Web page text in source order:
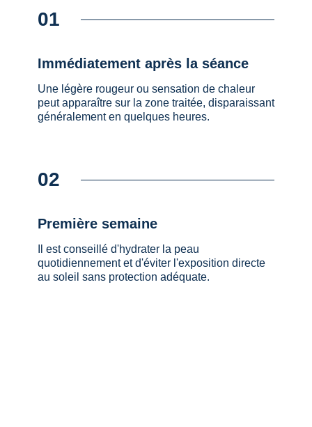
01
Immédiatement après la séance
Une légère rougeur ou sensation de chaleur
peut apparaître sur la zone traitée, disparaissant
généralement en quelques heures.
02
⁠Première semaine
Il est conseillé d'hydrater la peau
quotidiennement et d'éviter l'exposition directe
au soleil sans protection adéquate.